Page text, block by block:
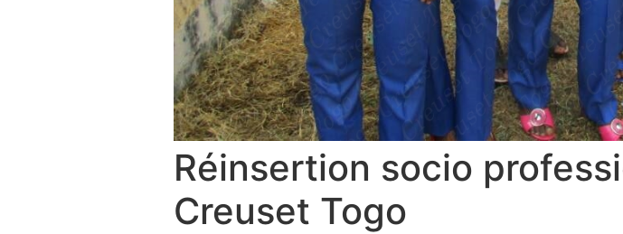
Réinsertion socio
Creuset Togo